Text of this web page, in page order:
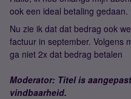
ook een ideal betaling gedaan.
Nu zie ik dat dat bedrag ook
factuur in september. Volgens
ga niet 2x dat bedrag betalen
Moderator: Titel is
vindbaarheid.